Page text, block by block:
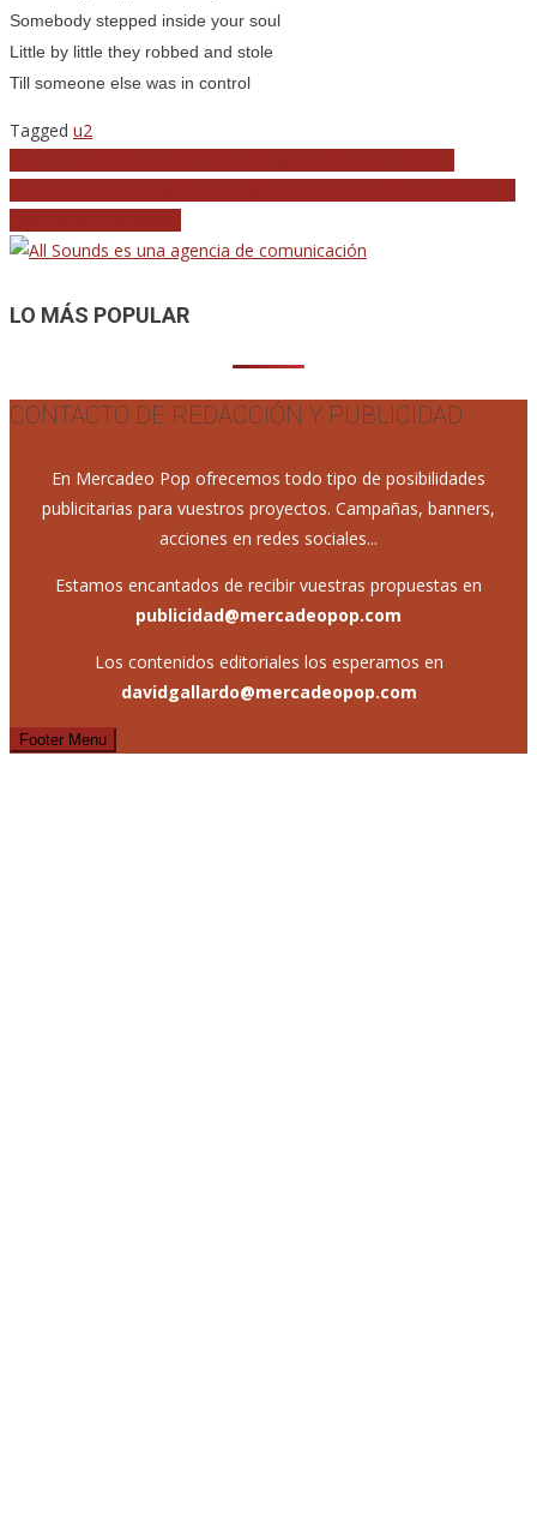
Somebody stepped inside your soul
Little by little they robbed and stole
Till someone else was in control
Tagged u2
de
entradas
LO MÁS POPULAR
CONTACTO DE REDACCIÓN Y PUBLICIDAD
En Mercadeo Pop ofrecemos todo tipo de posibilidades
publicitarias para vuestros proyectos. Campañas, banners,
acciones en redes sociales...
Estamos encantados de recibir vuestras propuestas en
publicidad@mercadeopop.com
Los contenidos editoriales los esperamos en
davidgallardo@mercadeopop.com
Footer Menu